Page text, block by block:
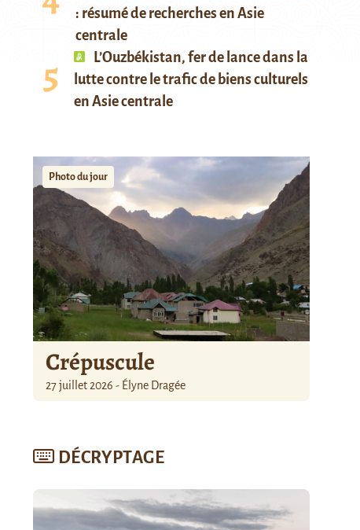
: résumé de recherches en Asie
centrale
L’Ouzbékistan, fer de lance dans la
lutte contre le trafic de biens culturels
en Asie centrale
Photo du jour
Crépuscule
27 juillet 2026 - Élyne Dragée
DÉCRYPTAGE